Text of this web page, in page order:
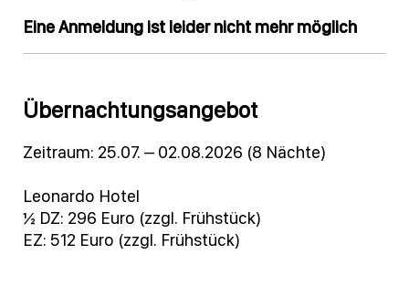
Eine Anmeldung ist leider nicht mehr möglich
Übernachtungsangebot
Zeitraum: 25.07. – 02.08.2026 (8 Nächte)
Leonardo Hotel
½ DZ: 296 Euro (zzgl. Frühstück)
EZ: 512 Euro (zzgl. Frühstück)